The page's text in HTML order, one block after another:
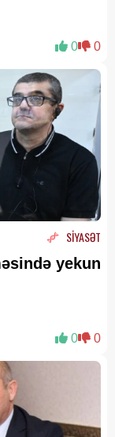
0 0
SİYASƏT
yekun
0 0